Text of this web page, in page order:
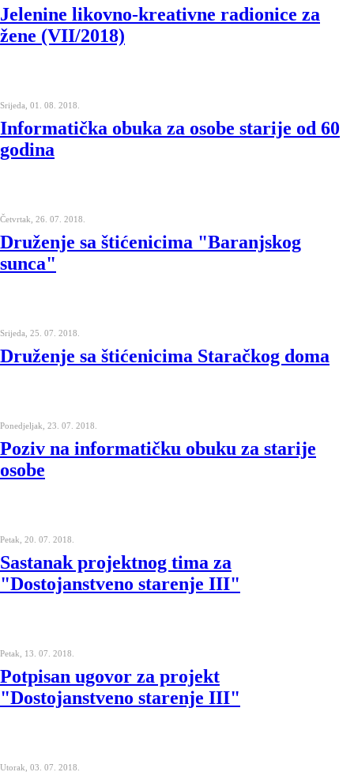
Jelenine likovno-kreativne radionice za
žene (VII/2018)
Srijeda, 01. 08. 2018.
Informatička obuka za osobe starije od 60
godina
Četvrtak, 26. 07. 2018.
Druženje sa štićenicima "Baranjskog
sunca"
Srijeda, 25. 07. 2018.
Druženje sa štićenicima Staračkog doma
Ponedjeljak, 23. 07. 2018.
Poziv na informatičku obuku za starije
osobe
Petak, 20. 07. 2018.
Sastanak projektnog tima za
"Dostojanstveno starenje III"
Petak, 13. 07. 2018.
Potpisan ugovor za projekt
"Dostojanstveno starenje III"
Utorak, 03. 07. 2018.